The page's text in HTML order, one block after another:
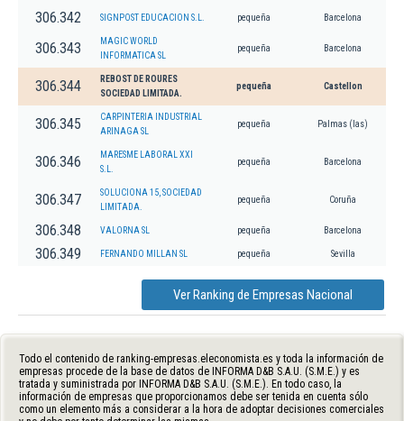
306.342 SIGNPOST EDUCACION S.L. pequeña Barcelona
306.343
MAGIC WORLD
INFORMATICA SL
pequeña Barcelona
306.344
REBOST DE ROURES
SOCIEDAD LIMITADA.
pequeña Castellon
306.345
CARPINTERIA INDUSTRIAL
ARINAGA SL
pequeña Palmas (las)
306.346
MARESME LABORAL XXI
S.L.
pequeña Barcelona
306.347
SOLUCIONA 15, SOCIEDAD
LIMITADA.
pequeña Coruña
306.348 VALORNA SL pequeña Barcelona
306.349 FERNANDO MILLAN SL pequeña Sevilla
Ver Ranking de Empresas Nacional
Todo el contenido de ranking-empresas.eleconomista.es y toda la información de
empresas procede de la base de datos de INFORMA D&B S.A.U. (S.M.E.) y es
tratada y suministrada por INFORMA D&B S.A.U. (S.M.E.). En todo caso, la
información de empresas que proporcionamos debe ser tenida en cuenta sólo
como un elemento más a considerar a la hora de adoptar decisiones comerciales